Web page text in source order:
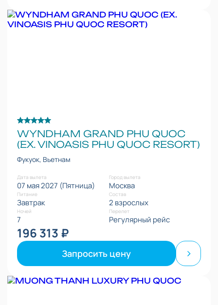
WYNDHAM GRAND PHU QUOC
(EX. VINOASIS PHU QUOC RESORT)
Фукуок, Вьетнам
Дата вылета
07 мая 2027 (Пятница)
Город вылета
Москва
Питание
Завтрак
Состав
2 взрослых
Ночей
7
Перелет
Регулярный рейс
196 313 ₽
Запросить цену